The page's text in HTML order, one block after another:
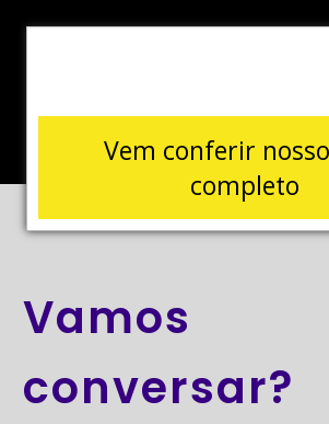
Vem conferir
completo
Vamos
conversar?